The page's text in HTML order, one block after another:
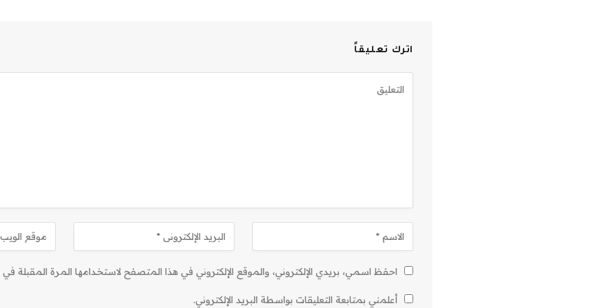
اترك تعليقاً
احفظ اسمي، بريدي الإلكتروني، والموقع الإلكتروني في هذا المتصفح لاستخدامها المرة المقبلة في
أعلمني بمتابعة التعليقات بواسطة البريد الإلكتروني.